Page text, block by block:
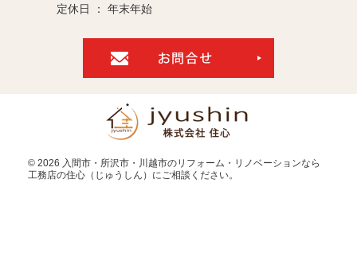
定休日 年末年始
© 2026 入間市・所沢市・川越市のリフォーム・リノベーションなら
工務店の住心（じゅうしん） にご相談ください。